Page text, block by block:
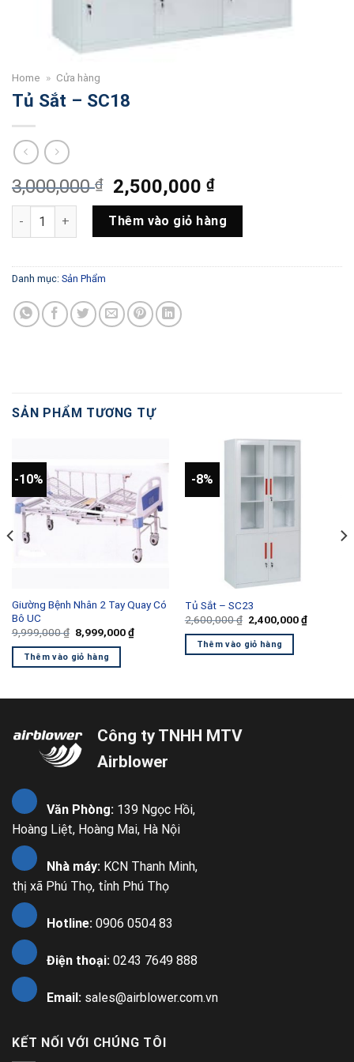
Home » Cửa hàng
Tủ Sắt – SC18
3,000,000₫
Giá
gốc
là:
3,000,000 ₫.
2,500,000₫Giá
hiện
tại
là:
2,500,000 ₫.
Tủ Sắt - SC18 số lượngThêm vào giỏ hàng
Danh mục: Sản Phẩm
SẢN PHẨM TƯƠNG TỰ
-10%
Giường Bệnh Nhân 2 Tay Quay Có
Bô UC
9,999,000₫ Giá
gốc
là:
9,999,000 ₫.
8,999,000₫Giá
hiện
Thêm vào giỏ hàng
-8%
Tủ Sắt – SC23
2,600,000₫ Giá
gốc
là:
2,600,000 ₫.
2,400,000₫Giá
hiện
Thêm vào giỏ hàng
Công ty TNHH MTV
Airblower
Văn Phòng: 139 Ngọc Hồi,
Hoàng Liệt, Hoàng Mai, Hà Nội
Nhà máy: KCN Thanh Minh,
thị xã Phú Thọ, tỉnh Phú Thọ
Hotline: 0906 0504 83
Điện thoại: 0243 7649 888
Email: sales@airblower.com.vn
KẾT NỐI VỚI CHÚNG TÔI